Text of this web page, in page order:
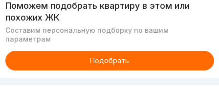
Поможем подобрать квартиру в этом или
похожих ЖК
Составим персональную подборку по вашим
параметрам
Подобрать